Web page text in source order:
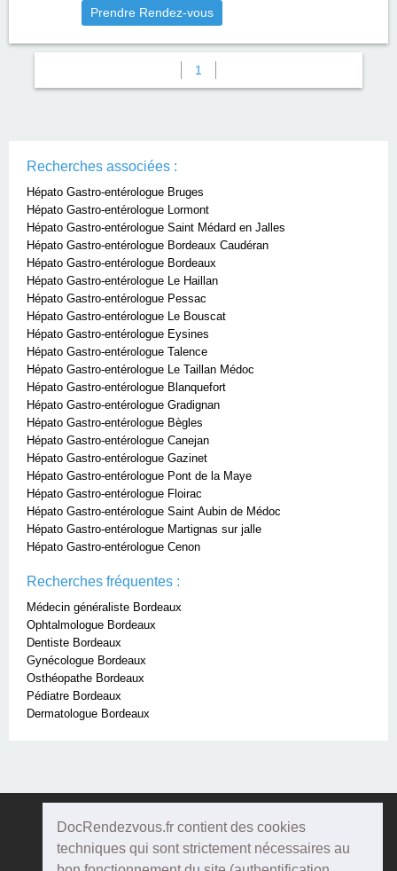
DocRendezvous.fr contient des cookies
techniques qui sont strictement nécessaires au
Prendre Rendez-vous
1
Recherches associées :
Hépato Gastro-entérologue Bruges
Hépato Gastro-entérologue Lormont
Hépato Gastro-entérologue Saint Médard en Jalles
Hépato Gastro-entérologue Bordeaux Caudéran
Hépato Gastro-entérologue Bordeaux
Hépato Gastro-entérologue Le Haillan
Hépato Gastro-entérologue Pessac
Hépato Gastro-entérologue Le Bouscat
Hépato Gastro-entérologue Eysines
Hépato Gastro-entérologue Talence
Hépato Gastro-entérologue Le Taillan Médoc
Hépato Gastro-entérologue Blanquefort
Hépato Gastro-entérologue Gradignan
Hépato Gastro-entérologue Bègles
Hépato Gastro-entérologue Canejan
Hépato Gastro-entérologue Gazinet
Hépato Gastro-entérologue Pont de la Maye
Hépato Gastro-entérologue Floirac
Hépato Gastro-entérologue Saint Aubin de Médoc
Hépato Gastro-entérologue Martignas sur jalle
Hépato Gastro-entérologue Cenon
Recherches fréquentes :
Médecin généraliste Bordeaux
Ophtalmologue Bordeaux
Dentiste Bordeaux
Gynécologue Bordeaux
Osthéopathe Bordeaux
Pédiatre Bordeaux
Dermatologue Bordeaux
DocRendezvous